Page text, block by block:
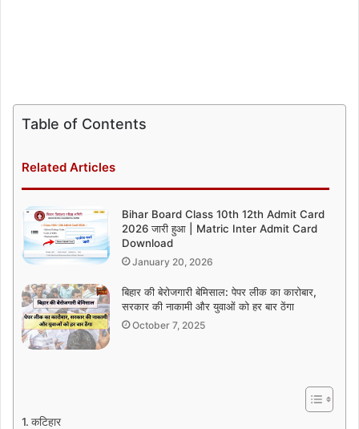
Table of Contents
Related Articles
Bihar Board Class 10th 12th Admit Card
2026 जारी हुआ | Matric Inter Admit Card
Download
January 20, 2026
बिहार की बेरोजगारी बेमिसाल: पेपर लीक का कारोबार,
सरकार की नाकामी और युवाओं को हर बार ठेंगा
October 7, 2025
कटिहार